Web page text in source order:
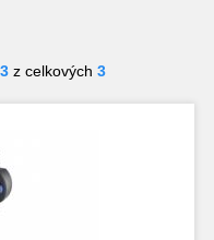
z celkových 3